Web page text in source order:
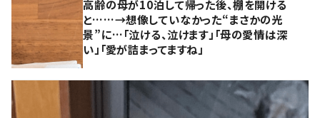
高齢の母が10泊して帰った後、棚を開ける
と……→想像していなかった“まさかの光
景”に…「泣ける、泣けます」「母の愛情は深
い」「愛が詰まってますね」